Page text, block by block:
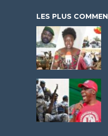
LES PLUS